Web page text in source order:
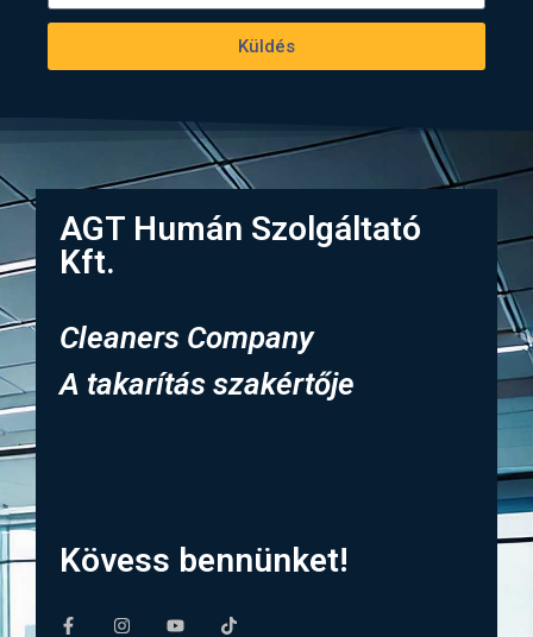
Küldés
AGT Humán Szolgáltató
Kft.
Cleaners Company
A takarítás szakértője
Kövess bennünket!